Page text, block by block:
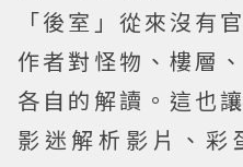
「後室」從來沒有
作者對怪物、樓層
各自的解讀。這也
影迷解析影片、彩